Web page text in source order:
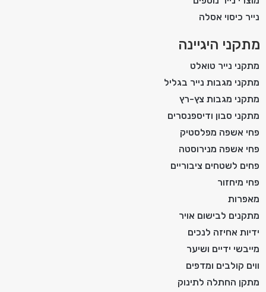
נייר כיסוי אסלה
מתקני היגיינה
מתקני נייר טואלט
מתקני מגבות נייר בגליל
מתקני מגבות צץ-רץ
מתקני סבון ודיספנסרים
פחי אשפה מפלסטיק
פחי אשפה מנירוסטה
פחים לשטחים ציבוריים
פחי מיחזור
מאפרות
מתקנים לבישום אויר
ידיות אחיזה לנכים
מייבשי ידיים ושיער
ווים קולבים ומדפים
מתקן החתלה לתינוק